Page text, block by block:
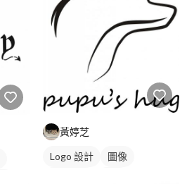
黃婷芝
Logo 設計
圖像